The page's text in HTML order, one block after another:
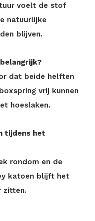
voelt de stof
natuurlijke
blijven.
dat beide helften
vrij kunnen
hoeslaken.
tijdens het
rondom en de
katoen blijft het
zitten.